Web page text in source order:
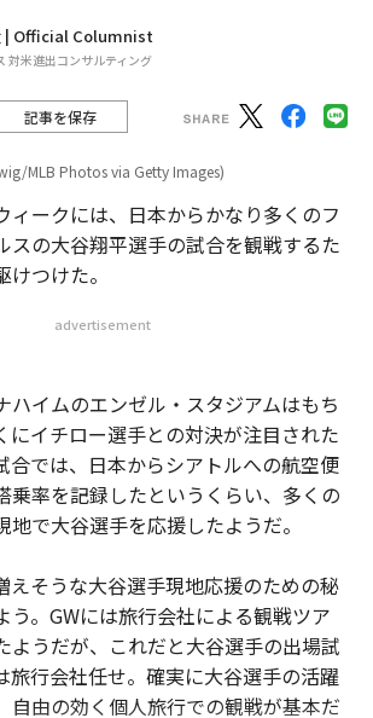
| Official Columnist
対米進出コンサルティング
記事を保存
MLB Photos via Getty Images)
ィークには、日本からかなり多くのフ
スの大谷翔平選手の試合を観戦するた
つけた。
advertisement
ハイムのエンゼル・スタジアムはもち
にイチロー選手との対決が注目された
合では、日本からシアトルへの航空便
乗率を記録したというくらい、多くの
地で大谷選手を応援したようだ。
えそうな大谷選手現地応援のための秘
う。GWには旅行会社による観戦ツア
ようだが、これだと大谷選手の出場試
旅行会社任せ。確実に大谷選手の活躍
自由の効く個人旅行での観戦が基本だ